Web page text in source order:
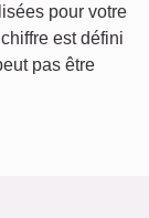
pour votre
est défini
pas être